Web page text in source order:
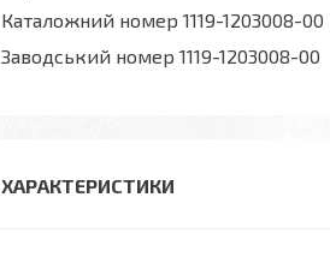
Каталожний номер 1119-1203008-00
Заводський номер 1119-1203008-00
ХАРАКТЕРИСТИКИ